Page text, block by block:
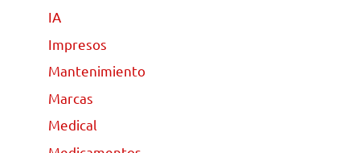
IA
Impresos
Mantenimiento
Marcas
Medical